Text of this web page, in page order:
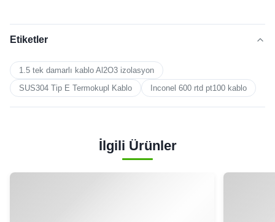
Etiketler
1.5 tek damarlı kablo Al2O3 izolasyon
SUS304 Tip E Termokupl Kablo
Inconel 600 rtd pt100 kablo
İlgili Ürünler